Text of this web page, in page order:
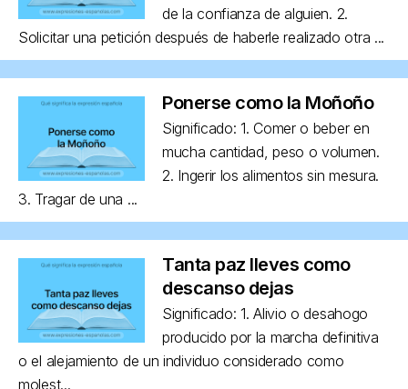
de la confianza de alguien. 2.
Solicitar una petición después de haberle realizado otra ...
Ponerse como la Moñoño
Significado: 1. Comer o beber en
mucha cantidad, peso o volumen.
2. Ingerir los alimentos sin mesura.
3. Tragar de una ...
Tanta paz lleves como
descanso dejas
Significado: 1. Alivio o desahogo
producido por la marcha definitiva
o el alejamiento de un individuo considerado como
molest...